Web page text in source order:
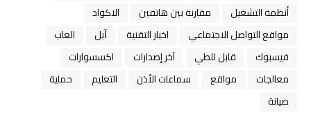
أنظمة التشغيل
مقارنة بين هاتفين
الاكواد
مواقع التواصل الاجتماعي
اخبار التقنية ﺁﺑﻞ
العاب
فيسبوك
قابل للطي آخر إصدارات
اكسسوارات
معالجات
مواقع سماعات الأذن التعليم
حماية
صيانة